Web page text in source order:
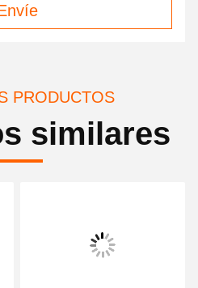
PRODUCTOS
similares